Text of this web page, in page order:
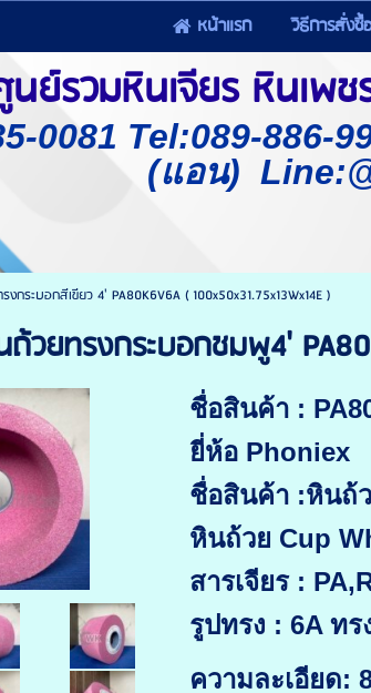
หน้าแรก วิธีการสั่งซื้
ย์รวมหินเจียร หินเพ
0081 Tel:089-886-
(แอน)
งกระบอกสีเขียว 4' PA80K6V6A ( 100x50x31.75x13Wx14E )
วยทรงกระบอกชมพู4'
ชื่อสินค้า :
ยี่ห้อ Phoniex
ชื่อสินค้า :หินถ้
หินถ้วย Cup
สารเจียร :
รูปทรง : 6A ทร
ความละเอียด: